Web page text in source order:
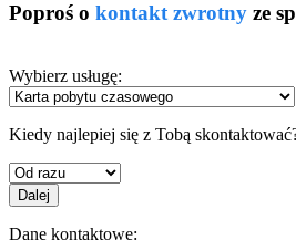
Poproś o kontakt zwrotny ze
Wybierz usługę:
Kiedy najlepiej się z Tobą
Dalej
Dane kontaktowe: